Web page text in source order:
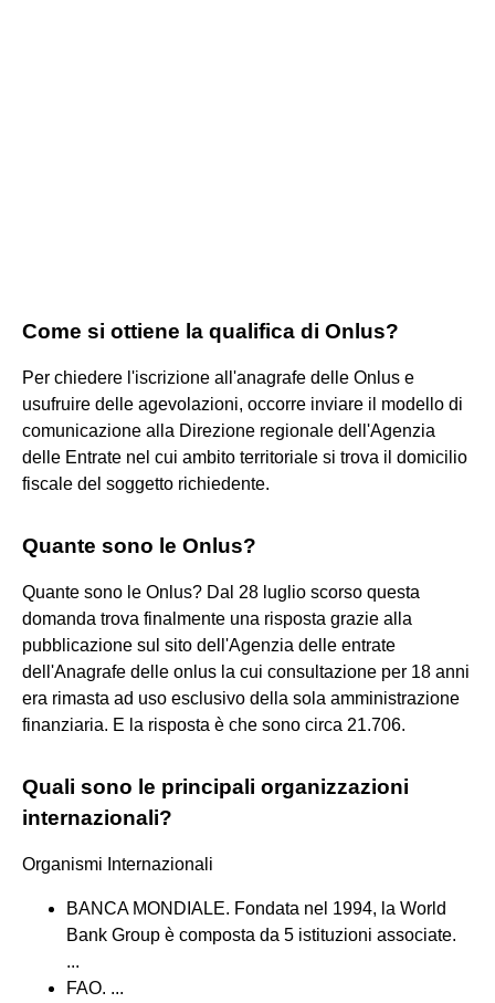
Come si ottiene la qualifica di Onlus?
Per chiedere l'iscrizione all'anagrafe delle Onlus e
usufruire delle agevolazioni, occorre inviare il modello di
comunicazione alla Direzione regionale dell'Agenzia
delle Entrate nel cui ambito territoriale si trova il domicilio
fiscale del soggetto richiedente.
Quante sono le Onlus?
Quante sono le Onlus? Dal 28 luglio scorso questa
domanda trova finalmente una risposta grazie alla
pubblicazione sul sito dell'Agenzia delle entrate
dell'Anagrafe delle onlus la cui consultazione per 18 anni
era rimasta ad uso esclusivo della sola amministrazione
finanziaria. E la risposta è che sono circa 21.706.
Quali sono le principali organizzazioni
internazionali?
Organismi Internazionali
BANCA MONDIALE. Fondata nel 1994, la World
Bank Group è composta da 5 istituzioni associate.
...
FAO. ...